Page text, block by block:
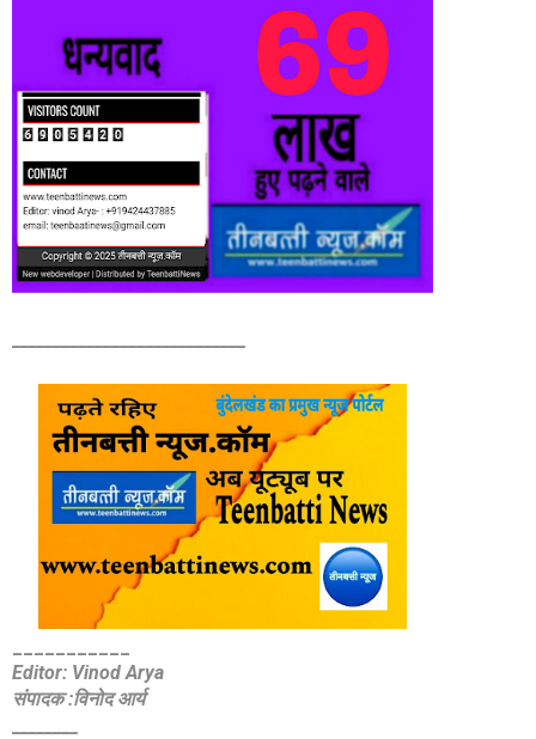
Editor: Vinod Arya
संपादक :विनोद आर्य